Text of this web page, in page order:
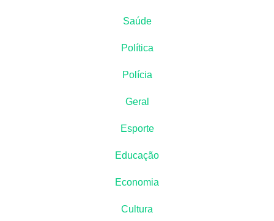
Saúde
Política
Polícia
Geral
Esporte
Educação
Economia
Cultura